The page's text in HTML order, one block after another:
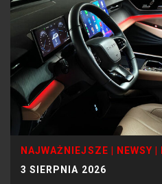
NAJWAŻNIEJSZE NEWSY
3 SIERPNIA 2026